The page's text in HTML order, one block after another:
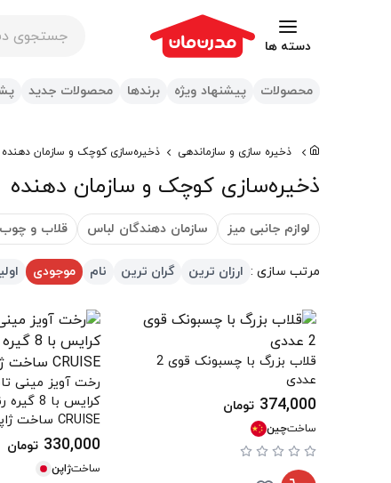
دسته ها جستجوی
محصولات پیشنهاد ویژه برندها محصولات جدید
ذخیره سازی و سازماندهی ذخیره‌سازی کوچک و سازمان دهنده
ذخیره‌سازی کوچک و سازمان دهنده
لوازم جانبی میز سازمان دهندگان لباس قلاب و
مرتب سازی : ارزان ترین گران ترین نام موجودی
قلاب بزرگ با چسبونک قوی 2
عددی
374,000 تومان
ساختچین
رخت آویز مینی
CRUISE ساخت ژاپن
330,000 تومان
ساختژاپن